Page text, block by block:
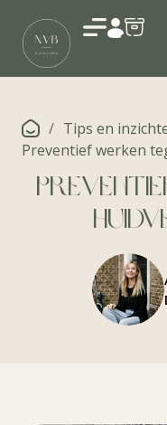
Account
/ Tips en
Preventief werken